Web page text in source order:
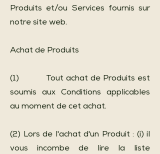
Produits et/ou Services fournis sur
notre site web.
Achat de Produits
(1) Tout achat de Produits est
soumis aux Conditions applicables
au moment de cet achat.
(2) Lors de l'achat d'un Produit : (i) il
vous incombe de lire la liste